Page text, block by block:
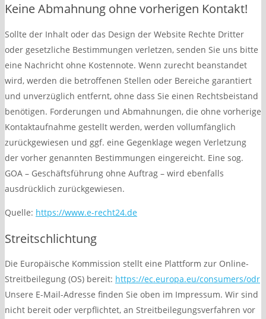
Keine Abmahnung ohne vorherigen Kontakt!
Sollte der Inhalt oder das Design der Website Rechte Dritter
oder gesetzliche Bestimmungen verletzen, senden Sie uns bitte
eine Nachricht ohne Kostennote. Wenn zurecht beanstandet
wird, werden die betroffenen Stellen oder Bereiche garantiert
und unverzüglich entfernt, ohne dass Sie einen Rechtsbeistand
benötigen. Forderungen und Abmahnungen, die ohne vorherige
Kontaktaufnahme gestellt werden, werden vollumfänglich
zurückgewiesen und ggf. eine Gegenklage wegen Verletzung
der vorher genannten Bestimmungen eingereicht. Eine sog.
GOA – Geschäftsführung ohne Auftrag – wird ebenfalls
ausdrücklich zurückgewiesen.
Quelle: https://www.e-recht24.de
Streitschlichtung
Die Europäische Kommission stellt eine Plattform zur Online-
Streitbeilegung (OS) bereit: https://ec.europa.eu/consumers/odr
Unsere E-Mail-Adresse finden Sie oben im Impressum. Wir sind
nicht bereit oder verpflichtet, an Streitbeilegungsverfahren vor